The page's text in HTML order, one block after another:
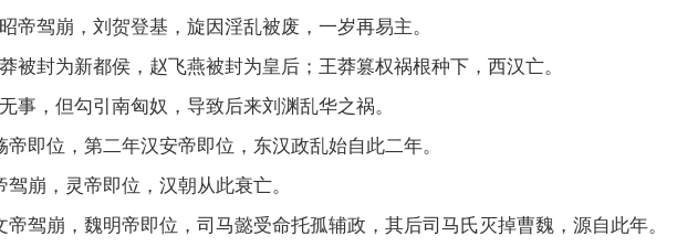
帝驾崩，刘贺登基，旋因淫乱被废，一岁再易主。
被封为新都侯，赵飞燕被封为皇后；王莽篡权祸根种下，西汉亡。
事，但勾引南匈奴，导致后来刘渊乱华之祸。
即位，第二年汉安帝即位，东汉政乱始自此二年。
崩，灵帝即位，汉朝从此衰亡。
驾崩，魏明帝即位，司马懿受命托孤辅政，其后司马氏灭掉曹魏，源自此年。